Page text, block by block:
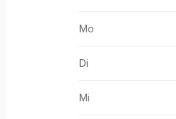
Mo
Di
Mi